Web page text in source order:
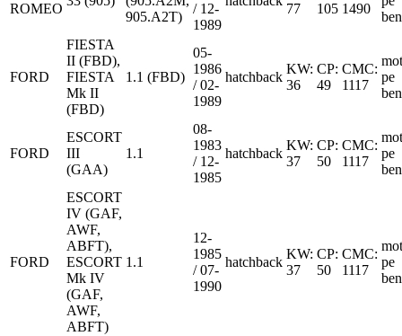
ROMEO
905.A2T)
/ 12-
1989
77
105 1490
FORD
FIESTA
II (FBD),
FIESTA
Mk II
(FBD)
1.1 (FBD)
05-
1986
/ 02-
1989
hatchback
KW:
36
CP:
49
CMC:
1117
pe
FORD
ESCORT
III
(GAA)
1.1
08-
1983
/ 12-
1985
hatchback
KW:
37
CP:
50
CMC:
1117
pe
FORD
ESCORT
IV (GAF,
AWF,
ABFT),
ESCORT
Mk IV
(GAF,
AWF,
ABFT)
1.1
12-
1985
/ 07-
1990
hatchback
KW:
37
CP:
50
CMC:
1117
pe